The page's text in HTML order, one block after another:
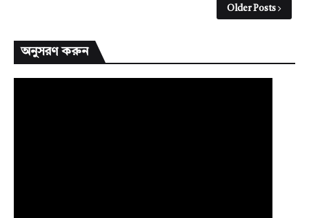
Older Posts
অনুসরণ করুন